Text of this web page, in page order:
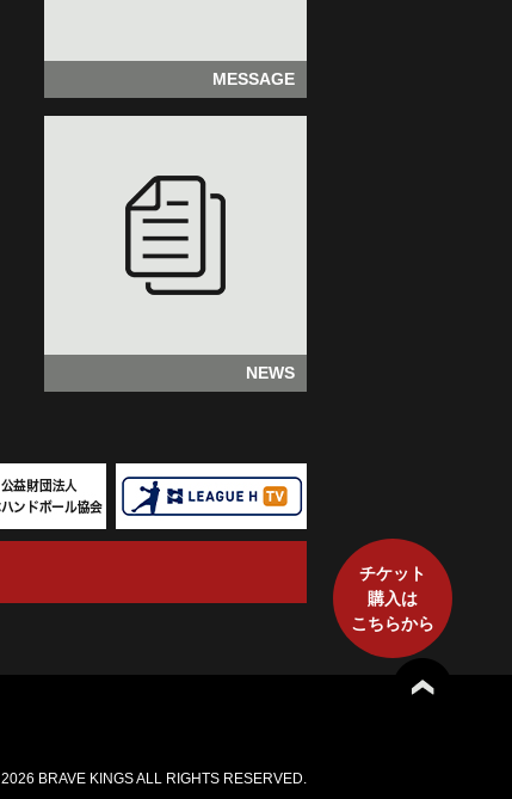
MESSAGE
NEWS
チケット
購入は
こちらから
2026 BRAVE KINGS ALL RIGHTS RESERVED.